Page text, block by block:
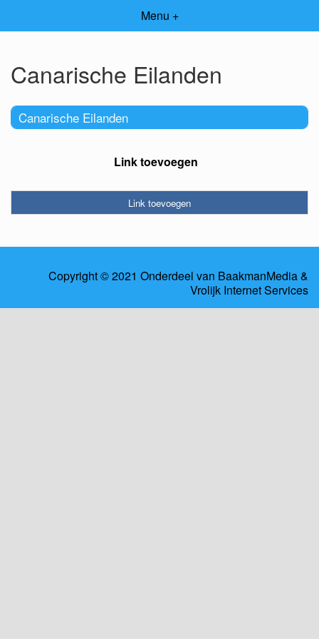
Menu +
Canarische Eilanden
Canarische Eilanden
Link toevoegen
Link toevoegen
Copyright © 2021 Onderdeel van BaakmanMedia&
Vrolijk Internet Services